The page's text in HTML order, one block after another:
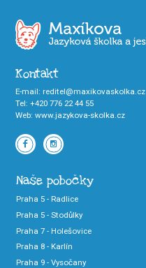
Kontakt
E-mail: reditel@maxikovaskolka.cz
Tel: +420 776 22 44 55
Web: www.jazykova-skolka.cz
Naše pobočky
Praha 5 - Radlice
Praha 5 - Stodůlky
Praha 7 - Holešovice
Praha 8 - Karlín
Praha 9 - Vysočany